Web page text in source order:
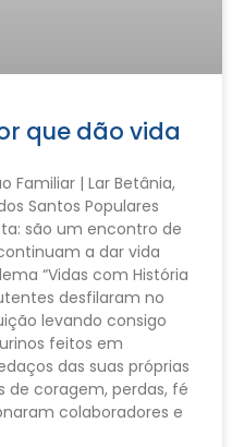
que dão vida
Familiar | Lar Betânia,
Santos Populares
são um encontro de
a dar vida
“Vidas com História
desfilaram no
levando consigo
feitos em
das suas próprias
de coragem, perdas, fé
colaboradores e